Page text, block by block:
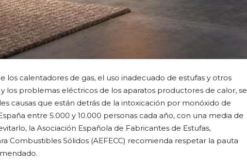
los calentadores de gas, el uso inadecuado de estufas y otros
los problemas eléctricos de los aparatos productores de calor, se
causas que están detrás de la intoxicación por monóxido de
entre 5.000 y 10.000 personas cada año, con una media de
la Asociación Española de Fabricantes de Estufas,
Combustibles Sólidos (AEFECC) recomienda respetar la pauta